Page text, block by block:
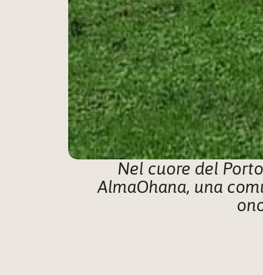
AlmaOhana, una